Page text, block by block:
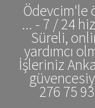
Ödevcim'le
... - 7 / 24
Süreli,
yardımcı
İşleriniz
276 75